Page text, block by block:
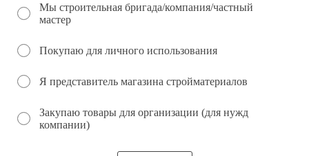
Мы строительная бригада/компания/частный
мастер
Покупаю для личного использования
Я представитель магазина стройматериалов
Закупаю товары для организации (для нужд
компании)